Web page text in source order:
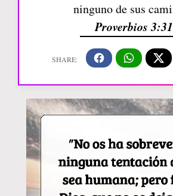
ninguno de sus
Proverbios 3:31